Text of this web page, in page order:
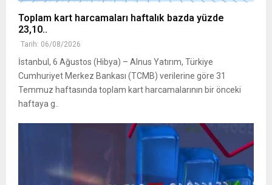
Toplam kart harcamaları haftalık bazda yüzde
23,10..
Tarih: 06/08/2026
İstanbul, 6 Ağustos (Hibya) – Alnus Yatırım, Türkiye
Cumhuriyet Merkez Bankası (TCMB) verilerine göre 31
Temmuz haftasında toplam kart harcamalarının bir önceki
haftaya g..